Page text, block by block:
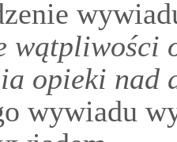
wątpliwości
opieki nad
wywiadu